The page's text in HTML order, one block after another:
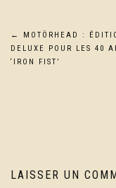
Navigation
de
←
MOTÖRHEAD :
DELUXE POUR LES 40
‘IRON FIST’
LAISSER UN